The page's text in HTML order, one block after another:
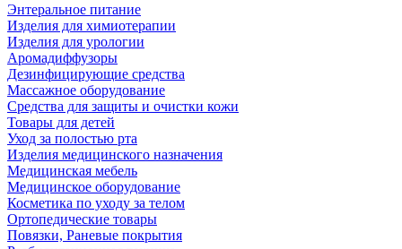
Энтеральное питание
Изделия для химиотерапии
Изделия для урологии
Аромадиффузоры
Дезинфицирующие средства
Массажное оборудование
Средства для защиты и очистки кожи
Товары для детей
Уход за полостью рта
Изделия медицинского назначения
Медицинская мебель
Медицинское оборудование
Косметика по уходу за телом
Ортопедические товары
Повязки, Раневые покрытия